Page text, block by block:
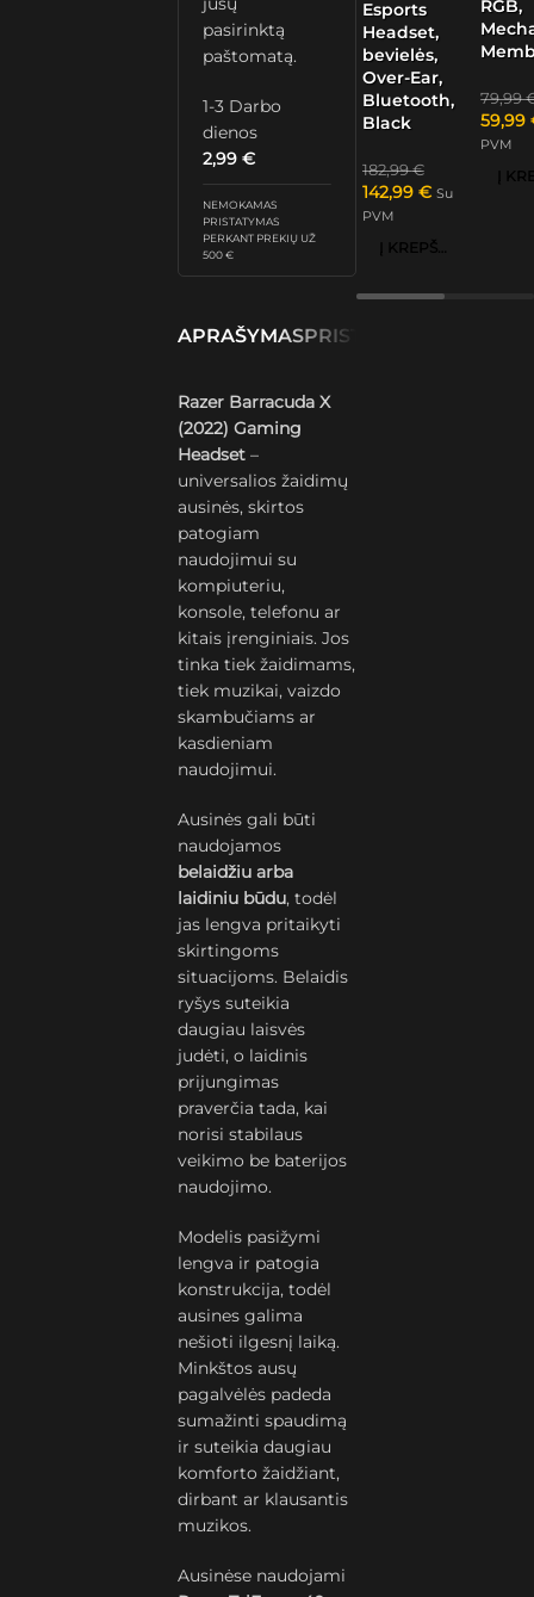
pasirinktą
paštomatą.
1-3 Darbo
dienos
2,99€
NEMOKAMAS
PRISTATYMAS
PERKANT PREKIŲ UŽ
500 €
APRAŠYMASPRISTATYMAS IR
Razer Barracuda X
(2022) Gaming
Headset –
universalios žaidimų
ausinės, skirtos
patogiam
naudojimui su
kompiuteriu,
konsole, telefonu ar
kitais įrenginiais. Jos
tinka tiek žaidimams,
tiek muzikai, vaizdo
skambučiams ar
kasdieniam
naudojimui.
Ausinės gali būti
naudojamos
belaidžiu arba
laidiniu būdu, todėl
jas lengva pritaikyti
skirtingoms
situacijoms. Belaidis
ryšys suteikia
daugiau laisvės
judėti, o laidinis
prijungimas
praverčia tada, kai
norisi stabilaus
veikimo be baterijos
naudojimo.
Modelis pasižymi
lengva ir patogia
konstrukcija, todėl
ausines galima
nešioti ilgesnį laiką.
Minkštos ausų
pagalvėlės padeda
sumažinti spaudimą
ir suteikia daugiau
komforto žaidžiant,
dirbant ar klausantis
muzikos.
Ausinėse naudojami
Esports
Headset,
bevielės,
Over-Ear,
Bluetooth,
Black
182,99€
142,99 € Su
PVM
Į KREPŠELĮ
RGB,
79,99
59,99
PVM